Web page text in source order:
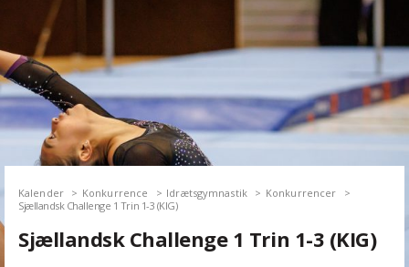
Kalender Konkurrence Idrætsgymnastik
Konkurrencer
Sjællandsk Challenge 1 Trin 1-3 (KIG)
Sjællandsk Challenge 1 Trin 1-3 (KIG)